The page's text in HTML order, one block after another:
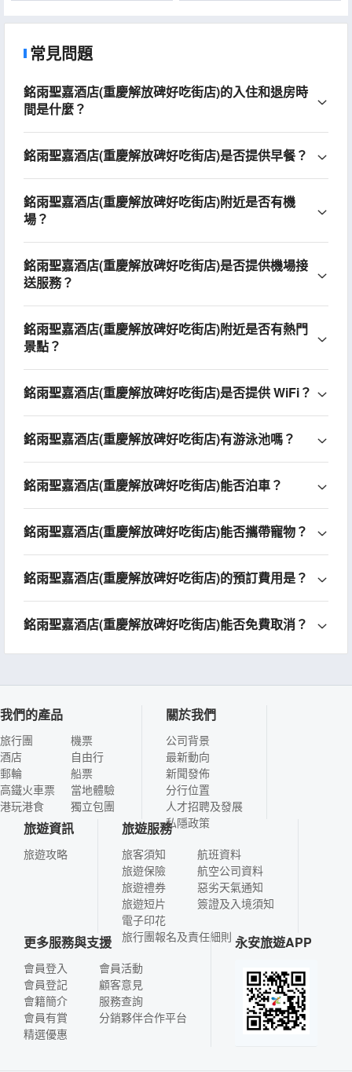
Store)
常見問題
銘雨聖嘉酒店(重慶解放碑好吃街店)的入住和退房時
間是什麼？
銘雨聖嘉酒店(重慶解放碑好吃街店)是否提供早餐？
銘雨聖嘉酒店(重慶解放碑好吃街店)附近是否有機
場？
銘雨聖嘉酒店(重慶解放碑好吃街店)是否提供機場接
送服務？
銘雨聖嘉酒店(重慶解放碑好吃街店)附近是否有熱門
景點？
銘雨聖嘉酒店(重慶解放碑好吃街店)是否提供 WiFi？
銘雨聖嘉酒店(重慶解放碑好吃街店)有游泳池嗎？
銘雨聖嘉酒店(重慶解放碑好吃街店)能否泊車？
銘雨聖嘉酒店(重慶解放碑好吃街店)能否攜帶寵物？
銘雨聖嘉酒店(重慶解放碑好吃街店)的預訂費用是？
銘雨聖嘉酒店(重慶解放碑好吃街店)能否免費取消？
我們的產品
旅行團
酒店
郵輪
高鐵火車票
港玩港食
機票
自由行
船票
當地體驗
獨立包團
關於我們
公司背景
最新動向
新聞發佈
分行位置
人才招聘及發展
私隱政策
旅遊資訊
旅遊攻略
旅遊服務
旅客須知
旅遊保險
旅遊禮券
旅遊短片
電子印花
航班資料
航空公司資料
惡劣天氣通知
簽證及入境須知
旅行團報名及責任細則
更多服務與支援
會員登入
會員登記
會籍簡介
會員有賞
精選優惠
會員活動
顧客意見
服務查詢
分銷夥伴合作平台
永安旅遊APP